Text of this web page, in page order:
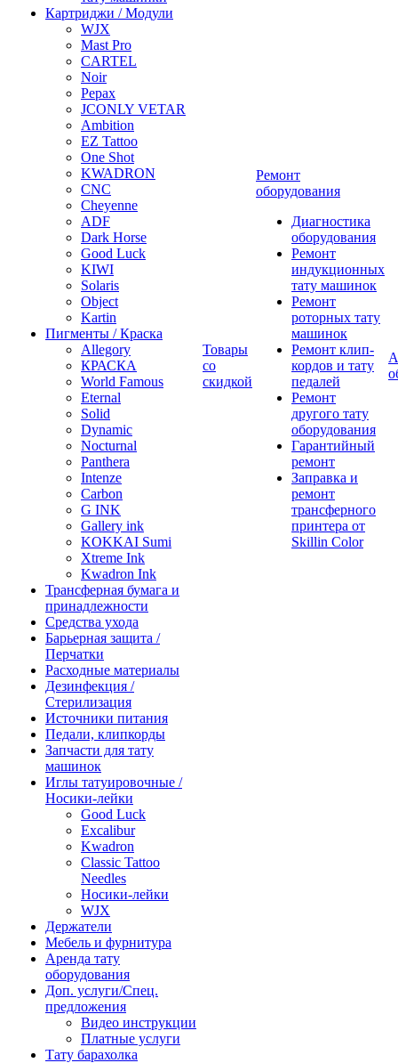
Картриджи / Модули
WJX
Mast Pro
CARTEL
Noir
Pepax
JCONLY VETAR
Ambition
EZ Tattoo
One Shot
KWADRON
CNC
Cheyenne
ADF
Dark Horse
Good Luck
KIWI
Solaris
Object
Kartin
Пигменты / Краска
Allegory
КРАСКА
World Famous
Eternal
Solid
Dynamic
Nocturnal
Panthera
Intenze
Carbon
G INK
Gallery ink
KOKKAI Sumi
Xtreme Ink
Kwadron Ink
Трансферная бумага и
принадлежности
Средства ухода
Барьерная защита /
Перчатки
Расходные материалы
Дезинфекция /
Стерилизация
Источники питания
Педали, клипкорды
Запчасти для тату
машинок
Иглы татуировочные /
Носики-лейки
Good Luck
Excalibur
Kwadron
Classic Tattoo
Needles
Носики-лейки
WJX
Держатели
Мебель и фурнитура
Аренда тату
оборудования
Доп. услуги/Спец.
предложения
Видео инструкции
Платные услуги
Тату барахолка
Товары
со
скидкой
Ремонт
оборудования
Диагностика
оборудования
Ремонт
индукционных
тату машинок
Ремонт
роторных тату
машинок
Ремонт клип-
кордов и тату
педалей
Ремонт
другого тату
оборудования
Гарантийный
ремонт
Заправка и
ремонт
трансферного
принтера от
Skillin Color